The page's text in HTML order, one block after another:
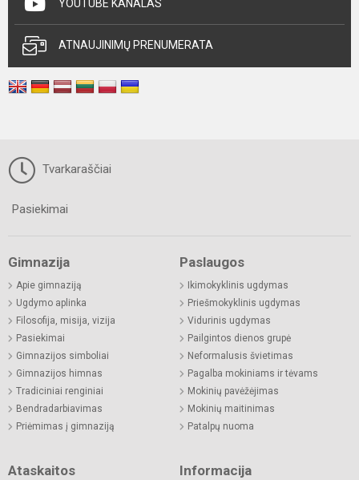
YOUTUBE KANALAS
ATNAUJINIMŲ PRENUMERATA
Tvarkaraščiai
Pasiekimai
Gimnazija
Apie gimnaziją
Ugdymo aplinka
Filosofija, misija, vizija
Pasiekimai
Gimnazijos simboliai
Gimnazijos himnas
Tradiciniai renginiai
Bendradarbiavimas
Priėmimas į gimnaziją
Paslaugos
Ikimokyklinis ugdymas
Priešmokyklinis ugdymas
Vidurinis ugdymas
Pailgintos dienos grupė
Neformalusis švietimas
Pagalba mokiniams ir tėvams
Mokinių pavėžėjimas
Mokinių maitinimas
Patalpų nuoma
Ataskaitos Informacija